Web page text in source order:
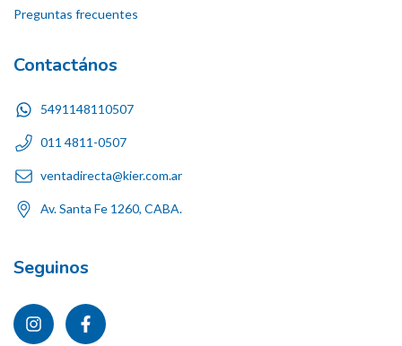
Preguntas frecuentes
Contactános
5491148110507
011 4811-0507
ventadirecta@kier.com.ar
Av. Santa Fe 1260, CABA.
Seguinos